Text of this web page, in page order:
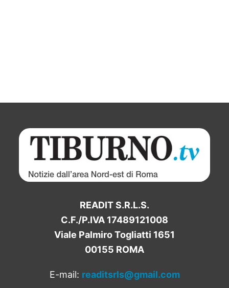
READIT S.R.L.S.
C.F./P.IVA 17489121008
Viale Palmiro Togliatti 1651
00155 ROMA
E-mail: readitsrls@gmail.com